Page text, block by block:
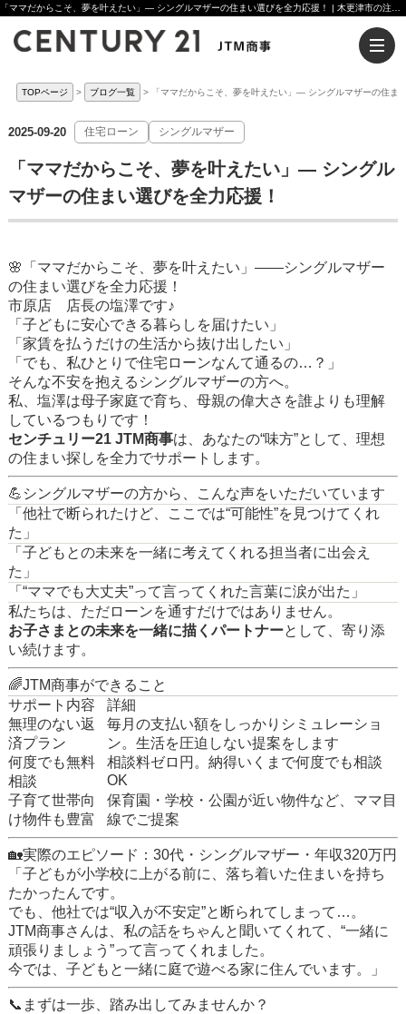
TOPページ ブログ一覧 「ママだからこそ、夢を叶えたい」— シングルマザーの住ま
2025-09-20 住宅ローン シングルマザー
「ママだからこそ、夢を叶えたい」— シングル
マザーの住まい選びを全力応援！
🌸「ママだからこそ、夢を叶えたい」——シングルマザー
の住まい選びを全力応援！
市原店 店長の塩澤です♪
「子どもに安心できる暮らしを届けたい」
「家賃を払うだけの生活から抜け出したい」
「でも、私ひとりで住宅ローンなんて通るの…？」
そんな不安を抱えるシングルマザーの方へ。
私、塩澤は母子家庭で育ち、母親の偉大さを誰よりも理解
しているつもりです！
センチュリー21 JTM商事は、あなたの“味方”として、理想
の住まい探しを全力でサポートします。
💪シングルマザーの方から、こんな声をいただいています
「他社で断られたけど、ここでは“可能性”を見つけてくれ
た」
「子どもとの未来を一緒に考えてくれる担当者に出会え
た」
「“ママでも大丈夫”って言ってくれた言葉に涙が出た」
私たちは、ただローンを通すだけではありません。
お子さまとの未来を一緒に描くパートナーとして、寄り添
い続けます。
🌈JTM商事ができること
サポート内容
詳細
無理のない返
済プラン
毎月の支払い額をしっかりシミュレーショ
ン。生活を圧迫しない提案をします
何度でも無料
相談
相談料ゼロ円。納得いくまで何度でも相談
OK
子育て世帯向
け物件も豊富
保育園・学校・公園が近い物件など、ママ目
線でご提案
🏡実際のエピソード：30代・シングルマザー・年収320万円
「子どもが小学校に上がる前に、落ち着いた住まいを持ち
たかったんです。
でも、他社では“収入が不安定”と断られてしまって…。
JTM商事さんは、私の話をちゃんと聞いてくれて、“一緒に
頑張りましょう”って言ってくれました。
今では、子どもと一緒に庭で遊べる家に住んでいます。」
📞まずは一歩、踏み出してみませんか？